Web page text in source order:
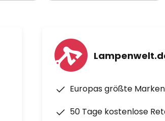
Europas größte
50 Tage kostenlose